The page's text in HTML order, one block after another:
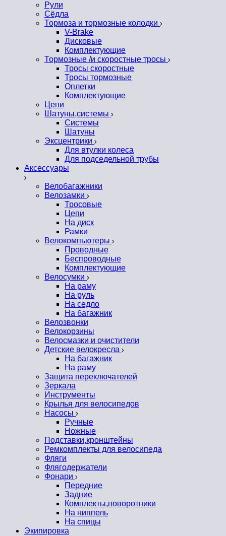
Рули
Сёдла
Тормоза и тормозные колодки
V-Brake
Дисковые
Комплектующие
Тормозные /и скоростные тросы
Тросы скоростные
Тросы тормозные
Оплетки
Комплектующие
Цепи
Шатуны,системы
Системы
Шатуны
Эксцентрики
Для втулки колеса
Для подседельной трубы
Аксессуары
Велобагажники
Велозамки
Тросовые
Цепи
На диск
Рамки
Велокомпьютеры
Проводные
Беспроводные
Комплектующие
Велосумки
На раму
На руль
На седло
На багажник
Велозвонки
Велокорзины
Велосмазки и очистители
Детские велокресла
На багажник
На раму
Защита переключателей
Зеркала
Инструменты
Крылья для велосипедов
Насосы
Ручные
Ножные
Подставки,кронштейны
Ремкомплекты для велосипеда
Фляги
Флягодержатели
Фонари
Передние
Задние
Комплекты,поворотники
На ниппель
На спицы
Экипировка